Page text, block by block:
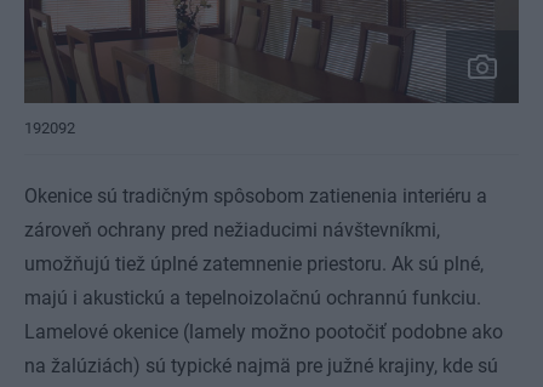
192092
Okenice sú tradičným spôsobom zatienenia interiéru a
zároveň ochrany pred nežiaducimi návštevníkmi,
umožňujú tiež úplné zatemnenie priestoru. Ak sú plné,
majú i akustickú a tepelnoizolačnú ochrannú funkciu.
Lamelové okenice (lamely možno pootočiť podobne ako
na žalúziách) sú typické najmä pre južné krajiny, kde sú